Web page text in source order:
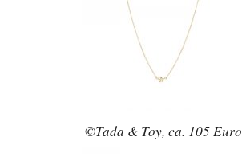
©Tada & Toy, ca. 105 Euro